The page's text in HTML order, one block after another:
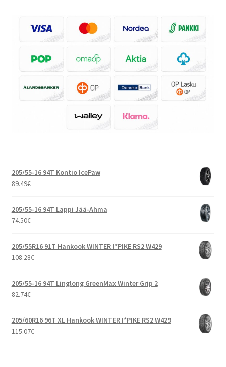
205/55-16 94T Kontio IcePaw
89.49€
205/55-16 94T Lappi Jää-Ahma
74.50€
205/55R16 91T Hankook WINTER I*PIKE RS2 W429
108.28€
205/55-16 94T Linglong GreenMax Winter Grip 2
82.74€
205/60R16 96T XL Hankook WINTER I*PIKE RS2 W429
115.07€